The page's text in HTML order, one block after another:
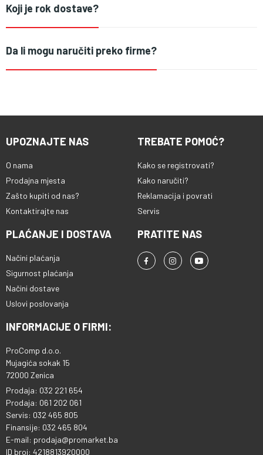
Koji je rok dostave?
Da li mogu naručiti preko firme?
UPOZNAJTE NAS
O nama
Prodajna mjesta
Zašto kupiti od nas?
Kontaktirajte nas
TREBATE POMOĆ?
Kako se registrovati?
Kako naručiti?
Reklamacija i povrati
Servis
PLAĆANJE I DOSTAVA
Načini plaćanja
Sigurnost plaćanja
Načini dostave
Uslovi poslovanja
PRATITE NAS
INFORMACIJE O FIRMI:
ProComp d.o.o.
Mujagića sokak 15
72000 Zenica
Prodaja: 032 221 654
Prodaja: 061 202 061
Servis: 032 465 805
Finansije: 032 465 804
E-mail: prodaja@promarket.ba
ID broj: 4218813920000